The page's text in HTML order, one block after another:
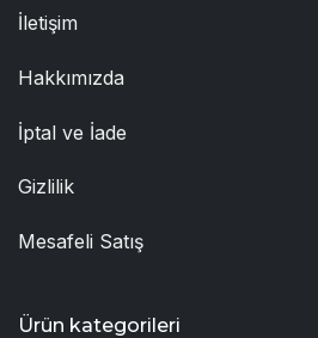
İletişim
Hakkımızda
İptal ve İade
Gizlilik
Mesafeli Satış
Ürün kategorileri